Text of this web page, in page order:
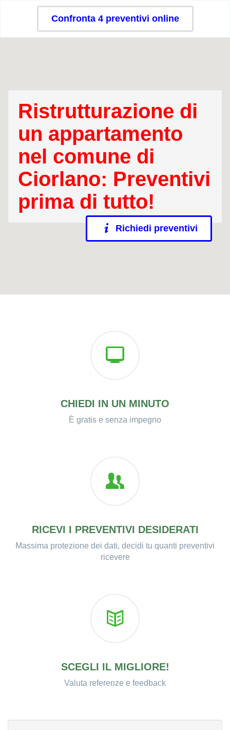
Confronta 4 preventivi online
Ristrutturazione di
un appartamento
nel comune di
Ciorlano: Preventivi
prima di tutto!
Richiedi preventivi
CHIEDI IN UN MINUTO
È gratis e senza impegno
RICEVI I PREVENTIVI DESIDERATI
Massima protezione dei dati, decidi tu quanti preventivi
ricevere
SCEGLI IL MIGLIORE!
Valuta referenze e feedback